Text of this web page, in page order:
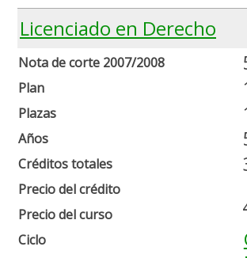
Licenciado en Derecho
Nota de corte 2007/2008
Plan
Plazas
Años
Créditos totales
Precio del crédito
Precio del curso
Ciclo